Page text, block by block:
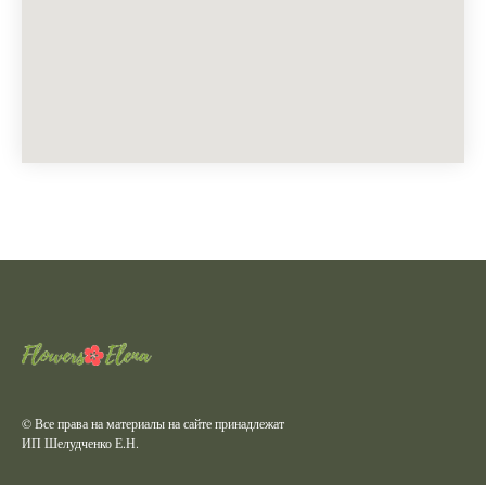
© Все права на материалы на сайте принадлежат
ИП Шелудченко Е.Н.